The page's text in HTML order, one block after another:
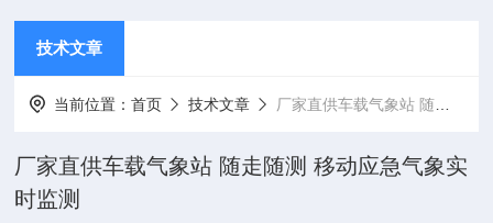
技术文章
当前位置：首页 技术文章 厂家直供车载气象站 随走随测 移动应急气象实时监测
厂家直供车载气象站 随走随测 移动应急气象实
时监测